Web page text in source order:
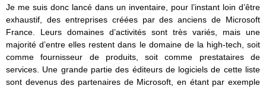
Je me suis donc lancé dans un inventaire, pour l’instant loin d’être
exhaustif, des entreprises créées par des anciens de Microsoft
France. Leurs domaines d’activités sont très variés, mais une
majorité d’entre elles restent dans le domaine de la high-tech, soit
comme fournisseur de produits, soit comme prestataires de
services. Une grande partie des éditeurs de logiciels de cette liste
sont devenus des partenaires de Microsoft, en étant par exemple